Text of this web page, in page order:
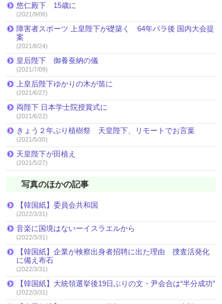
悠仁殿下 15歳に
(2021/9/06)
障害者スポーツ 上皇陛下が礎築く 64年パラ後 国内大会提
案
(2021/8/24)
皇后陛下 御養蚕納の儀
(2021/7/09)
上皇后陛下ゆかりの木が笛に
(2021/6/27)
両陛下 日本学士院授賞式に
(2021/6/22)
きょう２年ぶり植樹祭 天皇陛下、リモートでお言葉
(2021/5/30)
天皇陛下が田植え
(2021/5/27)
写真のほかの記事
【韓国紙】委員会共和国
(2022/3/31)
音楽に国境はないーイスラエルから
(2022/3/31)
【韓国紙】企業が検察出身者招聘に出た理由 捜査活発化
に備え布石
(2022/3/31)
【韓国紙】大統領選挙後19日ぶりの文・尹会合は“半分成功”
(2022/3/31)